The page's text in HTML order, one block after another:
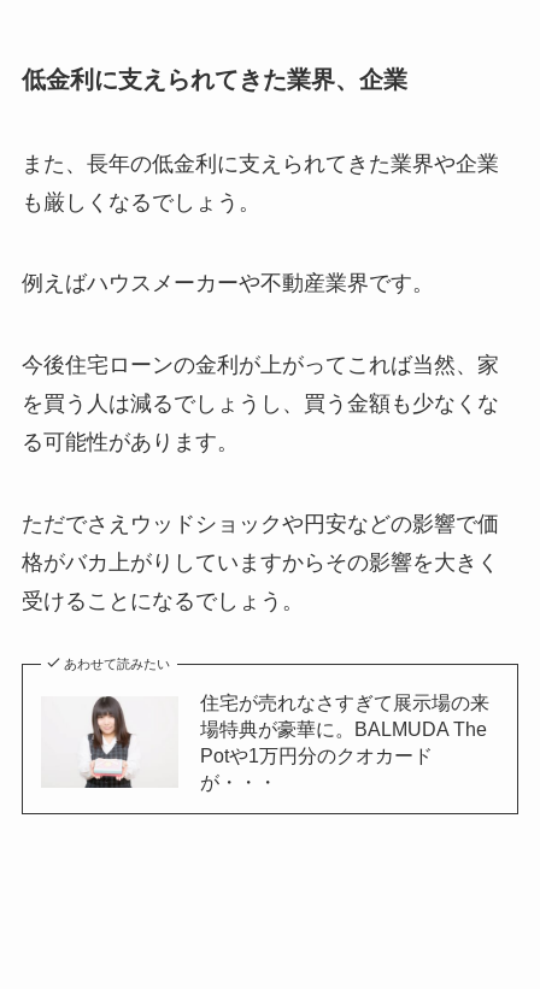
低金利に支えられてきた業界、企業
また、長年の低金利に支えられてきた業界や企業
も厳しくなるでしょう。
例えばハウスメーカーや不動産業界です。
今後住宅ローンの金利が上がってこれば当然、家
を買う人は減るでしょうし、買う金額も少なくな
る可能性があります。
ただでさえウッドショックや円安などの影響で価
格がバカ上がりしていますからその影響を大きく
受けることになるでしょう。
あわせて読みたい
住宅が売れなさすぎて展示場の来
場特典が豪華に。BALMUDA The
Potや1万円分のクオカード
が・・・